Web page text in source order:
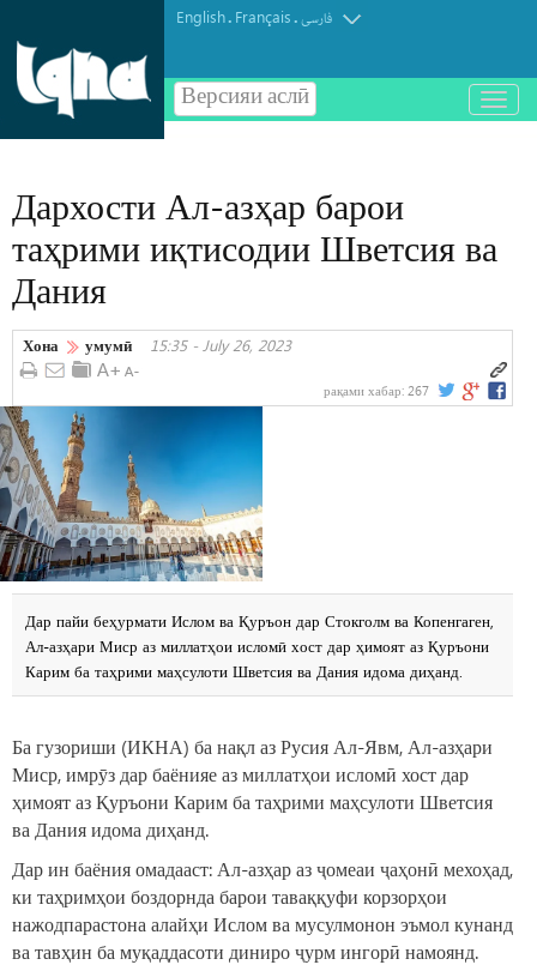
English. Français.فارسی
Версияи аслӣ
باز
و
Дархости Ал-азҳар барои
таҳрими иқтисодии Шветсия ва
Дания
Хона умумӣ 15:35 - July 26, 2023
рақами хабар: 267
Дар пайи беҳурмати Ислом ва Қуръон дар Стокголм ва Копенгаген,
Ал-азҳари Миср аз миллатҳои исломӣ хост дар ҳимоят аз Қуръони
Карим ба таҳрими маҳсулоти Шветсия ва Дания идома диҳанд.
Ба гузориши (ИКНА) ба нақл аз Русия Ал-Явм, Ал-азҳари
Миср, имрӯз дар баёнияе аз миллатҳои исломӣ хост дар
ҳимоят аз Қуръони Карим ба таҳрими маҳсулоти Шветсия
ва Дания идома диҳанд.
Дар ин баёния омадааст: Ал-азҳар аз ҷомеаи ҷаҳонӣ мехоҳад,
ки таҳримҳои боздорнда барои таваққуфи корзорҳои
нажодпарастона алайҳи Ислом ва мусулмонон эъмол кунанд
ва тавҳин ба муқаддасоти диниро ҷурм ингорӣ намоянд.